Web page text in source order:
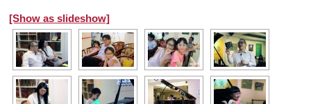
[Show as slideshow]